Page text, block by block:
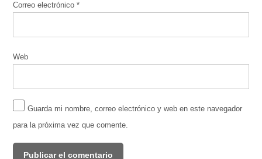
Correo electrónico*
Web
Guarda mi nombre, correo electrónico y web en este navegador
para la próxima vez que comente.